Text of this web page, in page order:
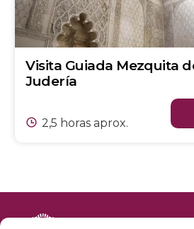
Visita Guiada Mezquita
Judería
2,5 horas aprox.